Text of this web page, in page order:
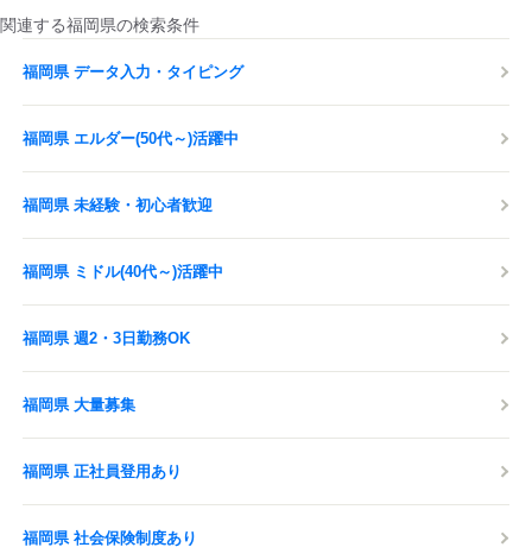
関連する福岡県の検索条件
福岡県 データ入力・タイピング
福岡県 エルダー(50代～)活躍中
福岡県 未経験・初心者歓迎
福岡県 ミドル(40代～)活躍中
福岡県 週2・3日勤務OK
福岡県 大量募集
福岡県 正社員登用あり
福岡県 社会保険制度あり